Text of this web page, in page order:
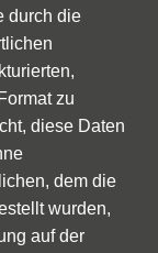
durch die
zu
diese Daten
dem die
wurden,
auf der